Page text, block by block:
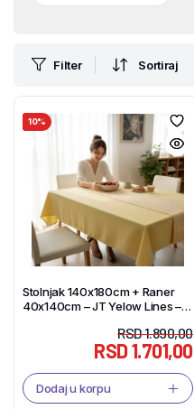
Filter Sortiraj
10%
Stolnjak 140x180cm + Raner
40x140cm – JT Yelow Lines –
RSD1.890,00
RSD1.701,00
Dodaj u korpu